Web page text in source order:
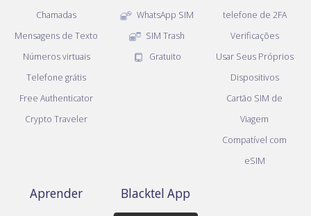
Chamadas
Mensagens de Texto
Números virtuais
Telefone grátis
Free Authenticator
Crypto Traveler
WhatsApp SIM
SIM Trash
Gratuito
telefone de 2FA
Verificações
Usar Seus Próprios
Dispositivos
Cartão SIM de
Viagem
Compatível com
eSIM
Aprender Blacktel App